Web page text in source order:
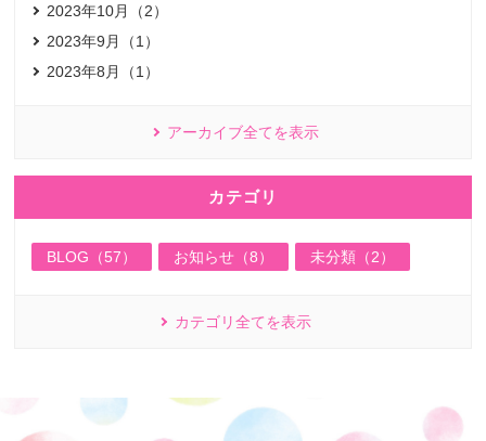
2023年10月（2）
2023年9月（1）
2023年8月（1）
アーカイブ全てを表示
カテゴリ
BLOG（57） お知らせ（8） 未分類（2）
カテゴリ全てを表示